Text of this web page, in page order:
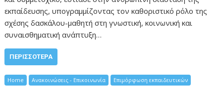
εκπαίδευσης, υπογραμμίζοντας τον καθοριστικό ρόλο της
σχέσης δασκάλου-μαθητή στη γνωστική, κοινωνική και
συναισθηματική ανάπτυξη…
ΠΕΡΙΣΣΌΤΕΡΑ
Home Ανακοινώσεις - Επικοινωνία Επιμόρφωση εκπαιδευτικών